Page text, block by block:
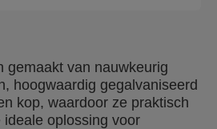
gemaakt van nauwkeurig
hoogwaardig gegalvaniseerd
kop, waardoor ze praktisch
oplossing voor